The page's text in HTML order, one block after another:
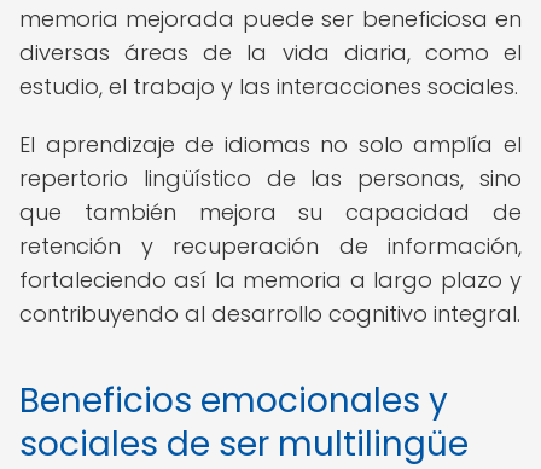
memoria mejorada puede ser beneficiosa en
diversas áreas de la vida diaria, como el
estudio, el trabajo y las interacciones sociales.
El aprendizaje de idiomas no solo amplía el
repertorio lingüístico de las personas, sino
que también mejora su capacidad de
retención y recuperación de información,
fortaleciendo así la memoria a largo plazo y
contribuyendo al desarrollo cognitivo integral.
Beneficios emocionales y
sociales de ser multilingüe